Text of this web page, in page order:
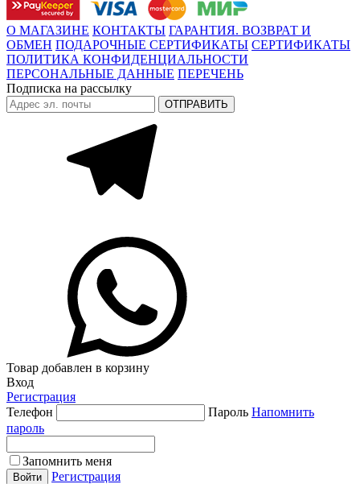
О МАГАЗИНЕ КОНТАКТЫ ГАРАНТИЯ. ВОЗВРАТ И
ОБМЕН ПОДАРОЧНЫЕ СЕРТИФИКАТЫ СЕРТИФИКАТЫ
ПОЛИТИКА КОНФИДЕНЦИАЛЬНОСТИ
ПЕРСОНАЛЬНЫЕ ДАННЫЕ ПЕРЕЧЕНЬ
Подписка на рассылку
Товар добавлен в корзину
Вход
Регистрация
Телефон
Пароль Напомнить
пароль
Запомнить меня
Регистрация